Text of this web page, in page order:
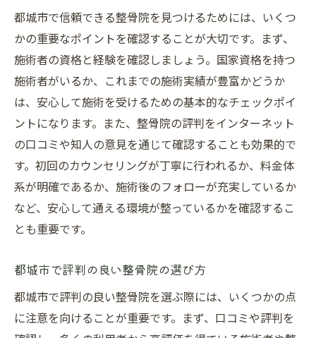
都城市で信頼できる整骨院を見つけるためには、いくつ
かの重要なポイントを確認することが大切です。まず、
施術者の資格と経験を確認しましょう。国家資格を持つ
施術者がいるか、これまでの施術実績が豊富かどうか
は、安心して施術を受けるための基本的なチェックポイ
ントになります。また、整骨院の評判をインターネット
の口コミや知人の意見を通じて確認することも効果的で
す。初回のカウンセリングが丁寧に行われるか、料金体
系が明確であるか、施術後のフォローが充実しているか
など、安心して通える環境が整っているかを確認するこ
とも重要です。
都城市で評判の良い整骨院の選び方
都城市で評判の良い整骨院を選ぶ際には、いくつかの点
に注意を向けることが重要です。まず、口コミや評判を